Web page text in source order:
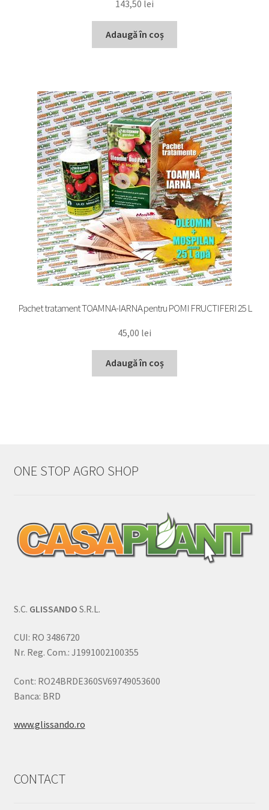
143,50 lei
Adaugă în coș
Pachet tratament TOAMNA-IARNA pentru POMI FRUCTIFERI 25 L
45,00 lei
Adaugă în coș
ONE STOP AGRO SHOP
S.C. GLISSANDO S.R.L.
CUI: RO 3486720
Nr. Reg. Com.: J1991002100355
Cont: RO24BRDE360SV69749053600
Banca: BRD
www.glissando.ro
CONTACT